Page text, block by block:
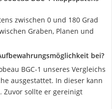
zwischen 0 und 180 Grad
Graben, Planen und
bei?
BGC-1 unseres Vergleichs
ausgestattet. In dieser kann
Zuvor sollte er gereinigt